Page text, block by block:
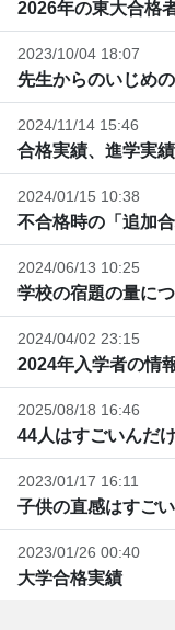
2026年の東大合格
2023/10/04 18:07
先生からのいじめ
2024/11/14 15:46
合格実績、進学実績
2024/01/15 10:38
不合格時の「追加
2024/06/13 10:25
学校の宿題の量に
2024/04/02 23:15
2024年入学者の情
2025/08/18 16:46
44人はすごいんだ
2023/01/17 16:11
子供の直感はすごい
2023/01/26 00:40
大学合格実績